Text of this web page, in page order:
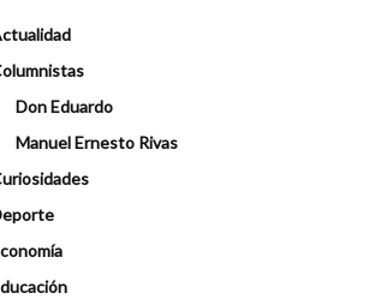
Don Eduardo
Manuel Ernesto Rivas